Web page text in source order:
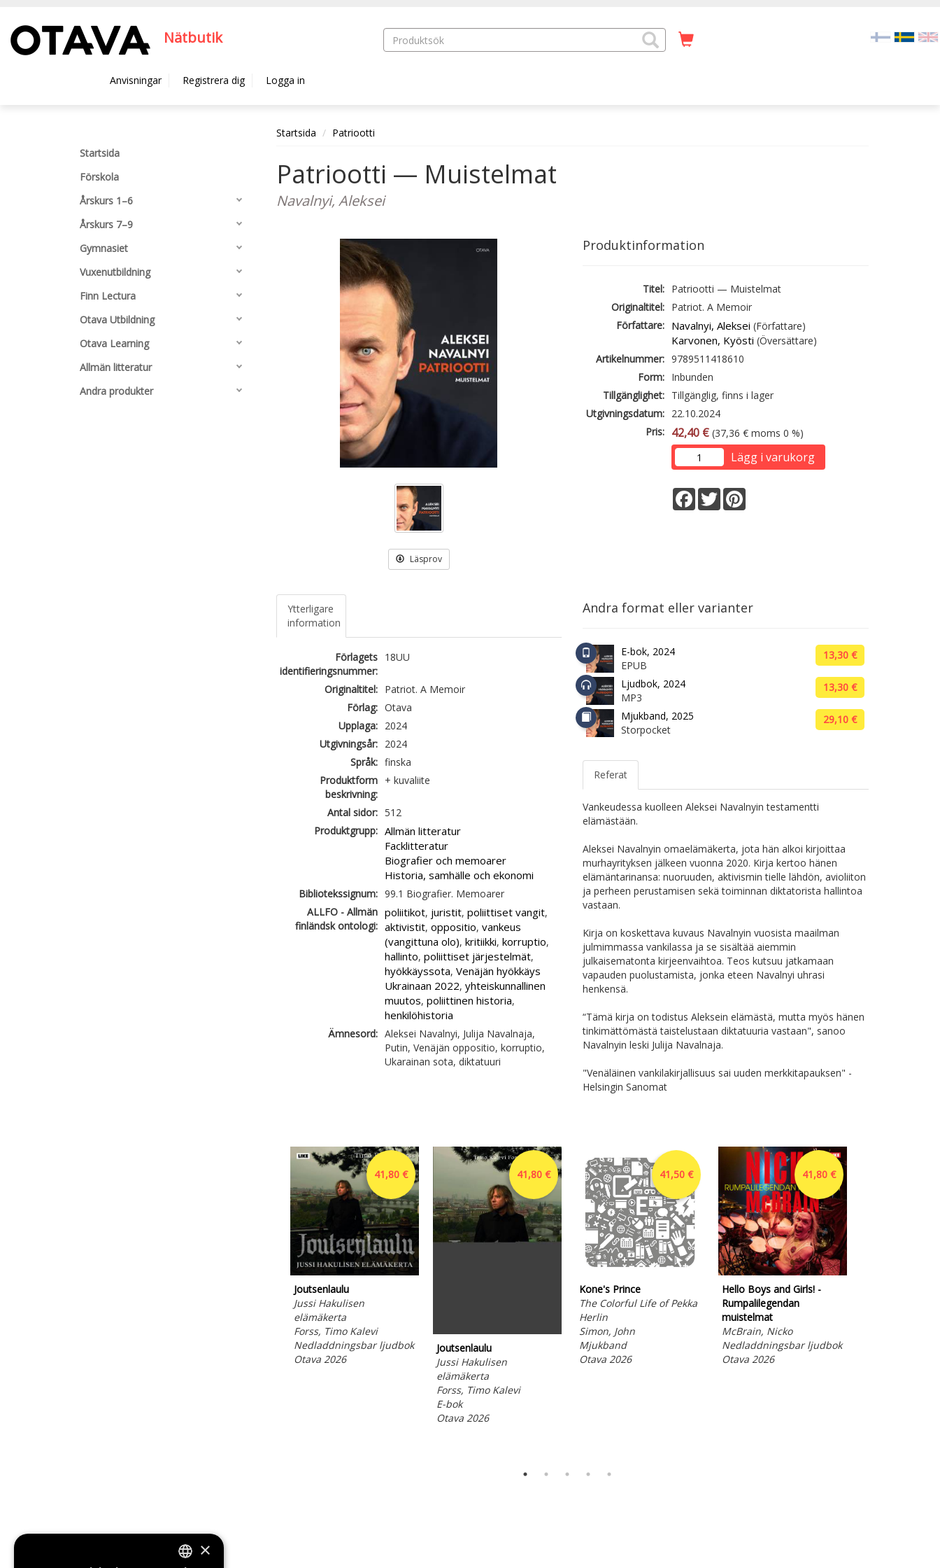
Nätbutik
Anvisningar Registrera dig Logga in
Startsida
Förskola
Årskurs 1–6
Årskurs 7–9
Gymnasiet
Vuxenutbildning
Finn Lectura
Otava Utbildning
Otava Learning
Allmän litteratur
Andra produkter
Startsida Patriootti
Patriootti — Muistelmat
Navalnyi, Aleksei
Läsprov
Produktinformation
Titel: Patriootti — Muistelmat
Originaltitel: Patriot. A Memoir
Författare: Navalnyi, Aleksei (Författare)
Karvonen, Kyösti (Översättare)
Artikelnummer: 9789511418610
Form: Inbunden
Tillgänglighet: Tillgänglig, finns i lager
Utgivningsdatum: 22.10.2024
Pris: 42,40 € (37,36 € moms 0 %)
Lägg i varukorg
Facebook
Twitter
Ytterligare
information
Förlagets
identifieringsnummer:
18UU
Originaltitel:
Patriot. A Memoir
Förlag: Otava
Upplaga:
2024
Utgivningsår:
2024
Språk: finska
Produktform
beskrivning:
+ kuvaliite
Antal sidor: 512
Produktgrupp: Allmän litteratur
Facklitteratur
Biografier och memoarer
Historia, samhälle och ekonomi
Bibliotekssignum: 99.1 Biografier. Memoarer
ALLFO - Allmän
finländsk ontologi:
poliitikot, juristit, poliittiset vangit,
aktivistit, oppositio, vankeus
(vangittuna olo), kritiikki, korruptio,
hallinto, poliittiset järjestelmät,
hyökkäyssota, Venäjän hyökkäys
Ukrainaan 2022, yhteiskunnallinen
muutos, poliittinen historia,
henkilöhistoria
Ämnesord: Aleksei Navalnyi, Julija Navalnaja,
Putin, Venäjän oppositio, korruptio,
Ukarainan sota, diktatuuri
Andra format eller varianter
E-bok, 2024
EPUB
13,30 €
Ljudbok, 2024
MP3
13,30 €
Mjukband, 2025
Storpocket
29,10 €
Referat
Vankeudessa kuolleen Aleksei Navalnyin testamentti
elämästään.
Aleksei Navalnyin omaelämäkerta, jota hän alkoi kirjoittaa
murhayrityksen jälkeen vuonna 2020. Kirja kertoo hänen
elämäntarinansa: nuoruuden, aktivismin tielle lähdön, avioliiton
ja perheen perustamisen sekä toiminnan diktatorista hallintoa
vastaan.
Kirja on koskettava kuvaus Navalnyin vuosista maailman
julmimmassa vankilassa ja se sisältää aiemmin
julkaisematonta kirjeenvaihtoa. Teos kutsuu jatkamaan
vapauden puolustamista, jonka eteen Navalnyi uhrasi
henkensä.
“Tämä kirja on todistus Aleksein elämästä, mutta myös hänen
tinkimättömästä taistelustaan diktatuuria vastaan", sanoo
Navalnyin leski Julija Navalnaja.
"Venäläinen vankila­kirjallisuus sai uuden merkkitapauksen" -
Helsingin Sanomat
41,80 €
Joutsenlaulu
Jussi Hakulisen
elämäkerta
Forss, Timo Kalevi
Nedladdningsbar ljudbok
Otava 2026
41,80 €
Joutsenlaulu
Jussi Hakulisen
elämäkerta
Forss, Timo Kalevi
E-bok
Otava 2026
41,50 €
Kone's Prince
The Colorful Life of Pekka
Herlin
Simon, John
Mjukband
Otava 2026
41,80 €
Hello Boys and Girls! -
Rumpalilegendan
muistelmat
McBrain, Nicko
Nedladdningsbar ljudbok
Otava 2026
×